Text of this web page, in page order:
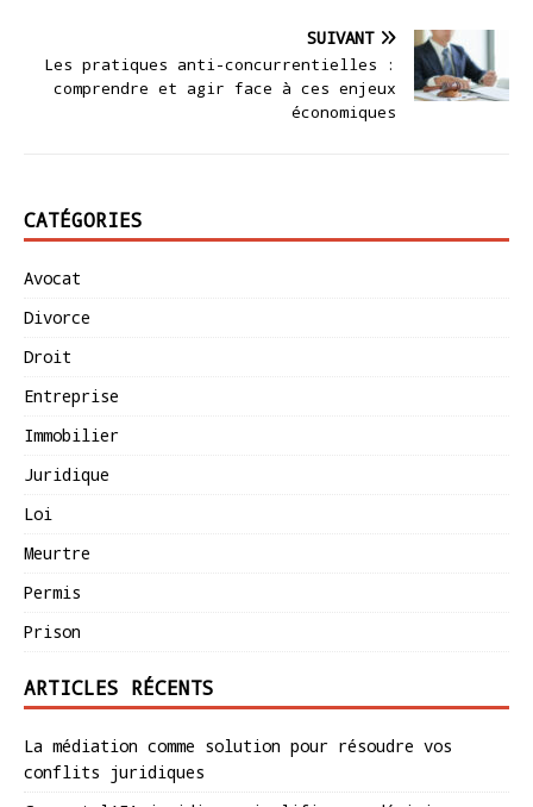
SUIVANT
Les pratiques anti-concurrentielles :
comprendre et agir face à ces enjeux
économiques
CATÉGORIES
Avocat
Divorce
Droit
Entreprise
Immobilier
Juridique
Loi
Meurtre
Permis
Prison
ARTICLES RÉCENTS
La médiation comme solution pour résoudre vos
conflits juridiques